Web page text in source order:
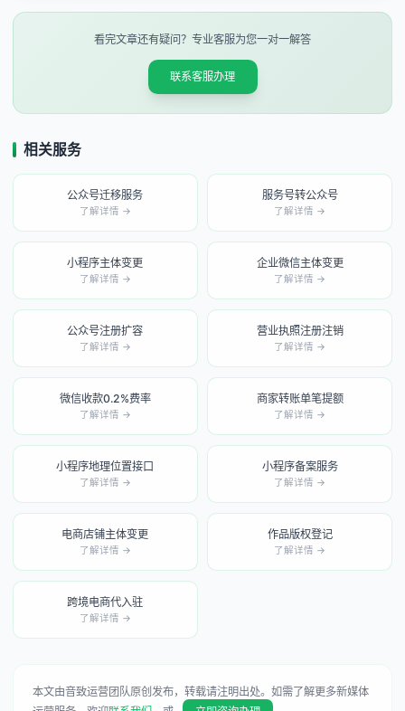
看完文章还有疑问？专业客服为您一对一解答
联系客服办理
相关服务
公众号迁移服务
了解详情 →
服务号转公众号
了解详情 →
小程序主体变更
了解详情 →
企业微信主体变更
了解详情 →
公众号注册扩容
了解详情 →
营业执照注册注销
了解详情 →
微信收款0.2%费率
了解详情 →
商家转账单笔提额
了解详情 →
小程序地理位置接口
了解详情 →
小程序备案服务
了解详情 →
电商店铺主体变更
了解详情 →
作品版权登记
了解详情 →
跨境电商代入驻
了解详情 →
本文由音致运营团队原创发布，转载请注明出处。如需了解更多新媒体